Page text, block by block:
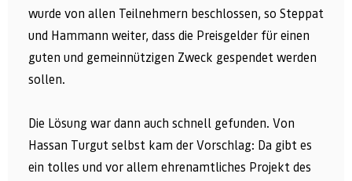
wurde von allen Teilnehmern beschlossen, so Steppat
und Hammann weiter, dass die Preisgelder für einen
guten und gemeinnützigen Zweck gespendet werden
sollen.
Die Lösung war dann auch schnell gefunden. Von
Hassan Turgut selbst kam der Vorschlag: Da gibt es
ein tolles und vor allem ehrenamtliches Projekt des